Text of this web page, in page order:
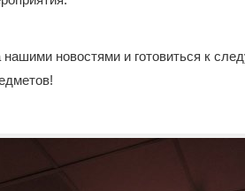
нашими новостями и готовиться к